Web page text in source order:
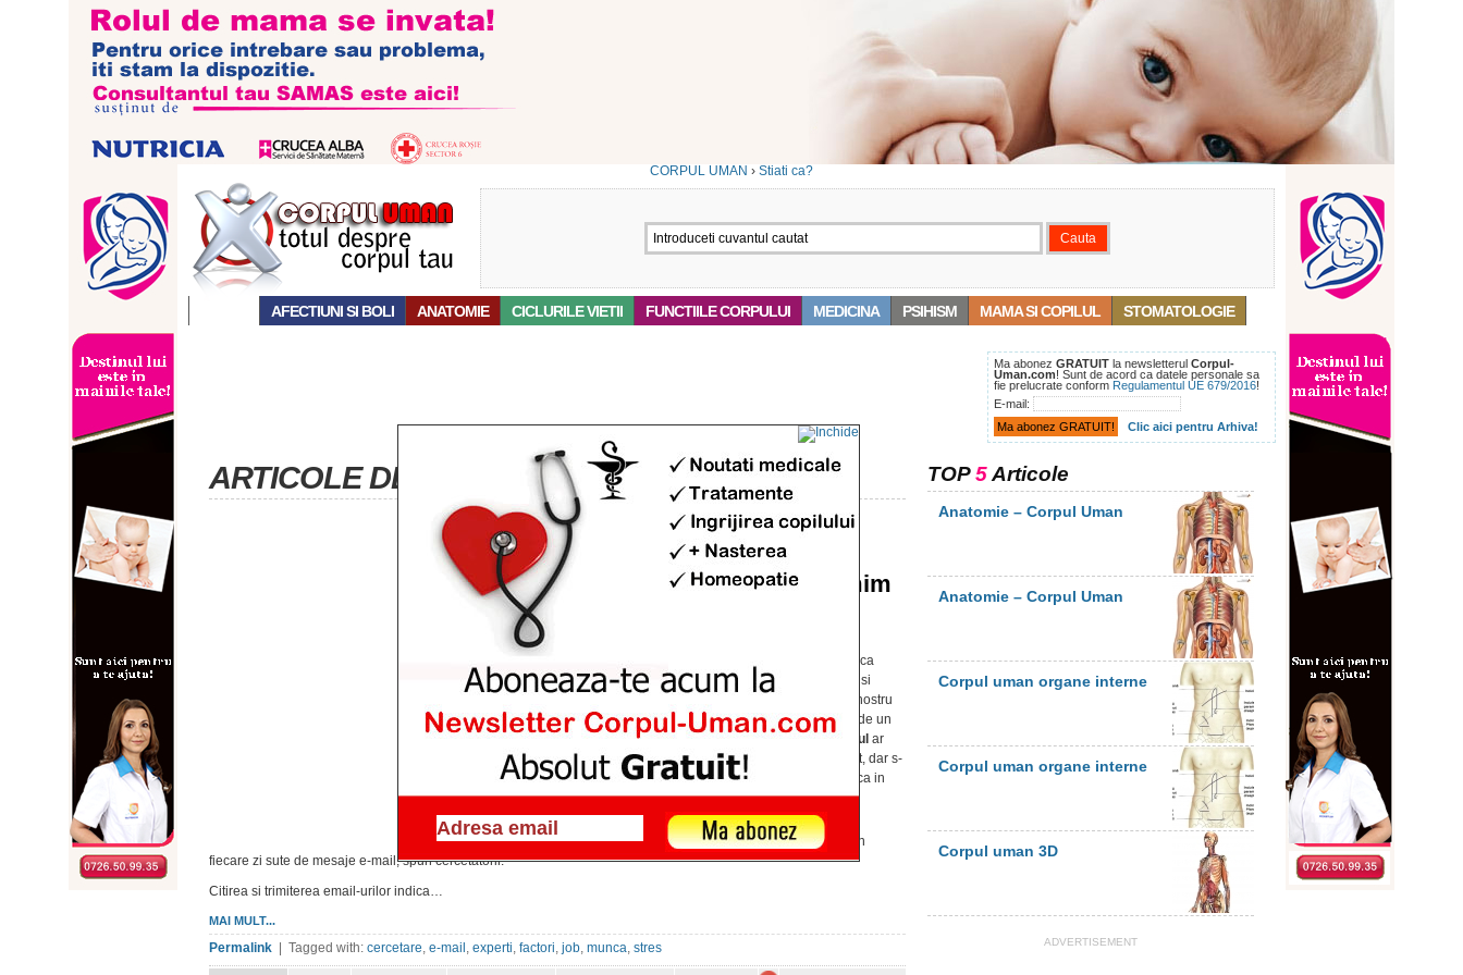
CORPUL UMAN › Stiati ca?
AFECTIUNI SI BOLI ANATOMIE CICLURILE VIETII FUNCTIILE CORPULUI MEDICINA PSIHISM MAMA SI COPILUL STOMATOLOGIE
Ma abonez GRATUIT la newsletterul Corpul-
Uman.com! Sunt de acord ca datele personale sa
fie prelucrate conform Regulamentul UE 679/2016!
E-mail:
Clic aici pentru Arhiva!
ARTICOLE DESPRE ‘E-MAIL’
De ce este mai puternic
stresul, atunci cand primim
In activitatea noastra zilnica de la locul de munca
exista o multime de
factori care ne streseaza
si
creeaza mediul propice pentru ca organismul nostru
sa cedeze la un moment dat si sa aiba nevoie de un
medic. De pilda,
posta electronica email-ul ar
trebui sa ne transforme viata intr-un mod placut, dar s-
a dovedit ca ii streseaza pe angajati mai ceva ca in
epoca scrisorilor.
Zilnic analizam sute de mesaje
Multi dintre noi ne vedem nevoiti sa analizam in
fiecare zi sute de mesaje e-mail, spun cercetatorii.
Citirea si trimiterea email-urilor indica…
MAI MULT...
Permalink | Tagged with: cercetare, e-mail , experti, factori, job, munca, stres
TOP5Articole
Anatomie – Corpul Uman
Anatomie – Corpul Uman
Corpul uman organe interne
Corpul uman organe interne
Corpul uman 3D
ADVERTISEMENT